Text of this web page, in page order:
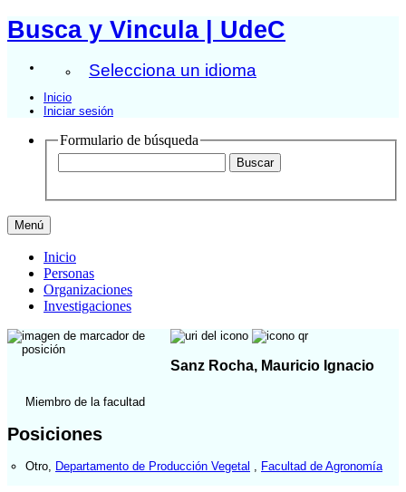
Busca y Vincula | UdeC
Selecciona un idioma
Inicio
Iniciar sesión
Formulario de búsqueda
Menú
Inicio
Personas
Organizaciones
Investigaciones
Sanz Rocha, Mauricio Ignacio
Miembro de la facultad
Posiciones
Otro Departamento de Producción Vegetal Facultad de Agronomía